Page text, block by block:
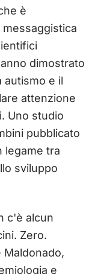
è
dimostrato
autismo e il
attenzione
Uno studio
pubblicato
legame tra
sviluppo
c'è alcun
Zero.
Maldonado,
e